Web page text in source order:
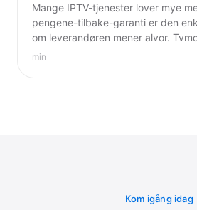
Mange IPTV-tjenester lover mye
pengene-tilbake-garanti er den
om leverandøren mener alvor.
dagers garanti uten betingelser.
min
Kom igång idag